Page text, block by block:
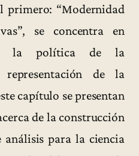
primero: “Modernidad
se concentra en
la política de la
de la
capítulo se presentan
de la construcción
análisis para la ciencia